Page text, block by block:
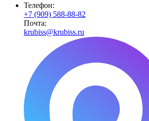
Телефон:
+7 (909) 588-88-82
Почта:
krubiss@krubiss.ru